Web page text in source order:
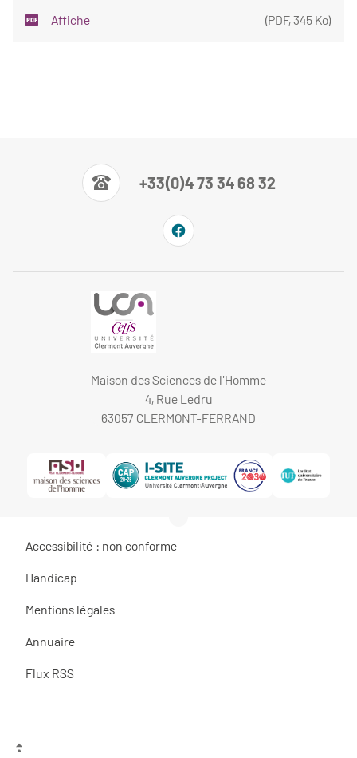
Affiche (PDF,345 Ko)
+33(0)4 73 34 68 32
Maison des Sciences de l'Homme
4, Rue Ledru
63057 CLERMONT-FERRAND
Accessibilité : non conforme
Handicap
Mentions légales
Annuaire
Flux RSS